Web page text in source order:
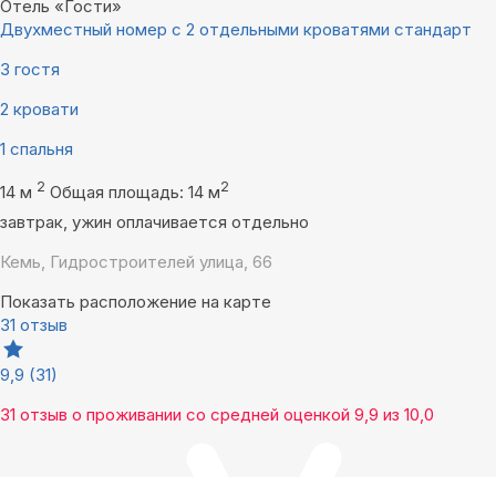
Отель «Гости»
Двухместный номер с 2 отдельными кроватями стандарт
3 гостя
2 кровати
1 спальня
14 м 2 Общая площадь: 14 м2
завтрак, ужин оплачивается отдельно
Кемь, Гидростроителей улица, 66
Показать расположение на карте
31 отзыв
9,9 (31)
31 отзыв о проживании со средней оценкой 9,9 из 10,0